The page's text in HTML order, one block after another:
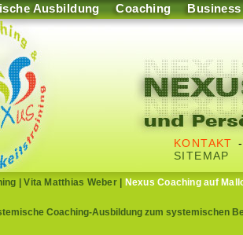
Ausbildung Coaching Business
KONTAKT
SITEMAP
|Vita Matthias Weber| Nexus Coaching auf
Coaching-Ausbildung zum systemischen